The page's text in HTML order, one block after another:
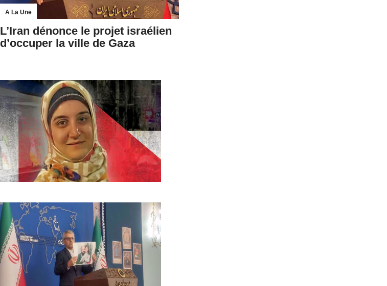
A La Une
L’Iran dénonce le projet israélien
d’occuper la ville de Gaza